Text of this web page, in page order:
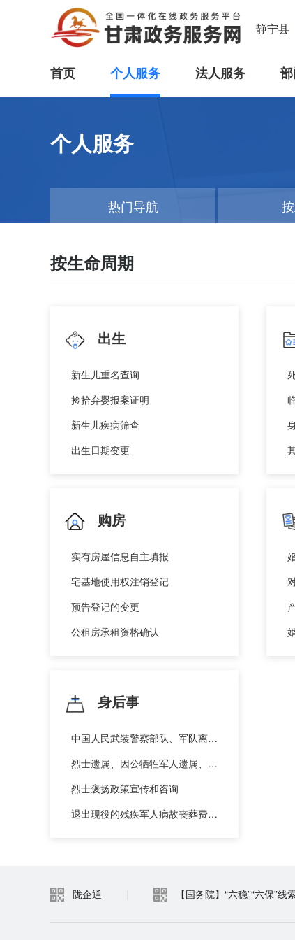
静宁县
首页 个人服务 法人服务
个人服务
热门导航
按生命周期
出生
新生儿重名查询
捡拾弃婴报案证明
新生儿疾病筛查
出生日期变更
购房
实有房屋信息自主填报
宅基地使用权注销登记
预告登记的变更
公租房承租资格确认
身后事
中国人民武装警察部队、军队离退休人员一次性死亡抚恤金的给付
烈士遗属、因公牺牲军人遗属、病故军人遗属一次性抚恤金的给付
烈士褒扬政策宣传和咨询
退出现役的残疾军人病故丧葬费的给付
陇企通 【国务院】“六稳”“六保”线